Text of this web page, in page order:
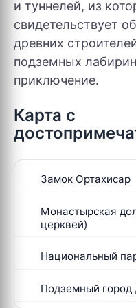
и туннелей, из
свидетельствует
древних
подземных
приключение.
Карта с
Замок Ортахисар
Монастырская
церквей)
Национальный
Подземный город